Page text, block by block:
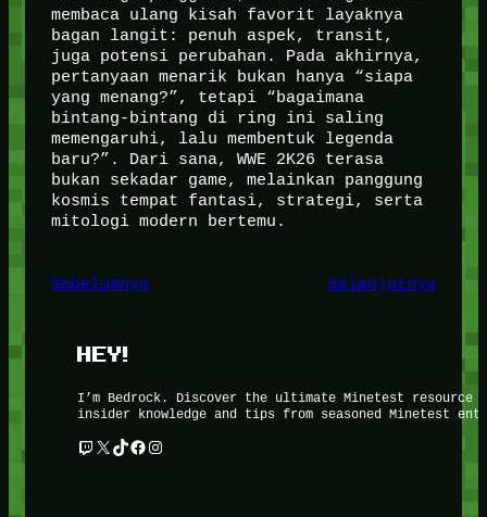
membaca ulang kisah favorit layaknya
bagan langit: penuh aspek, transit,
juga potensi perubahan. Pada akhirnya,
pertanyaan menarik bukan hanya “siapa
yang menang?”, tetapi “bagaimana
bintang-bintang di ring ini saling
memengaruhi, lalu membentuk legenda
baru?”. Dari sana, WWE 2K26 terasa
bukan sekadar game, melainkan panggung
kosmis tempat fantasi, strategi, serta
mitologi modern bertemu.
Sebelumnya Selanjutnya
HEY!
I’m Bedrock. Discover the ultimate Minetest
insider knowledge and tips from seasoned Minetest
Twitch X TikTok Facebook Instagram